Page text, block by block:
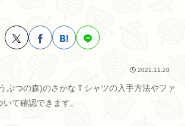
2021.11.20
ぶつの森)のさかなＴシャツの入手方法やファ
て確認できます。